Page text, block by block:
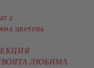
с
цветова
ЛЮБИМА